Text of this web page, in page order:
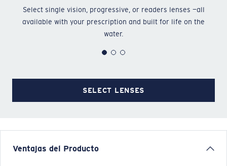
Select single vision, progressive, or readers lenses —all
available with your prescription and built for life on the
water.
SELECT LENSES
Ventajas del Producto